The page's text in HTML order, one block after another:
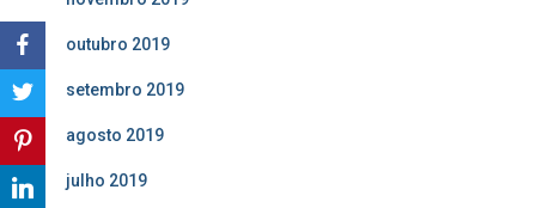
outubro 2019
setembro 2019
agosto 2019
julho 2019